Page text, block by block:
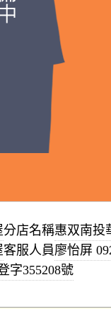
分店名稱惠双南投
客服人員廖怡屏
字355208號